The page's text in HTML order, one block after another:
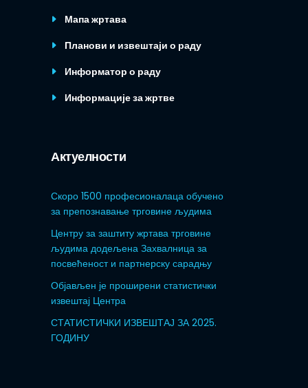
Мапа жртава
Планови и извештаји о раду
Информатор о раду
Информације за жртве
Актуелности
Скоро 1500 професионалаца обучено
за препознавање трговине људима
Центру за заштиту жртава трговине
људима додељена Захвалница за
посвећеност и партнерску сарадњу
Објављен је проширени статистички
извештај Центра
СТАТИСТИЧКИ ИЗВЕШТАЈ ЗА 2025.
ГОДИНУ